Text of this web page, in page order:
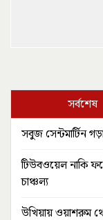
সর্বশেষ
সবুজ সেন্টমার্টিন
টিউবওয়েল নাকি
চাঞ্চল্য
উখিয়ায় ওয়াশরুম